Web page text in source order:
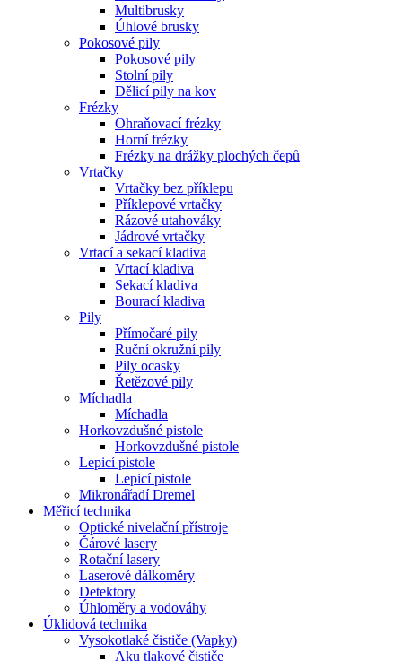
Multibrusky
Úhlové brusky
Pokosové pily
Pokosové pily
Stolní pily
Dělicí pily na kov
Frézky
Ohraňovací frézky
Horní frézky
Frézky na drážky plochých čepů
Vrtačky
Vrtačky bez příklepu
Příklepové vrtačky
Rázové utahováky
Jádrové vrtačky
Vrtací a sekací kladiva
Vrtací kladiva
Sekací kladiva
Bourací kladiva
Pily
Přímočaré pily
Ruční okružní pily
Pily ocasky
Řetězové pily
Míchadla
Míchadla
Horkovzdušné pistole
Horkovzdušné pistole
Lepicí pistole
Lepicí pistole
Mikronářadí Dremel
Měřicí technika
Optické nivelační přístroje
Čárové lasery
Rotační lasery
Laserové dálkoměry
Detektory
Úhloměry a vodováhy
Úklidová technika
Vysokotlaké čističe (Vapky)
Aku tlakové čističe